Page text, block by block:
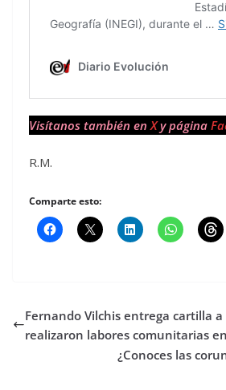
Visítanos también en Xy página
R.M.
Comparte esto:
Fernando Vilchis entrega cartilla
realizaron labores comunitarias
¿Conoces las